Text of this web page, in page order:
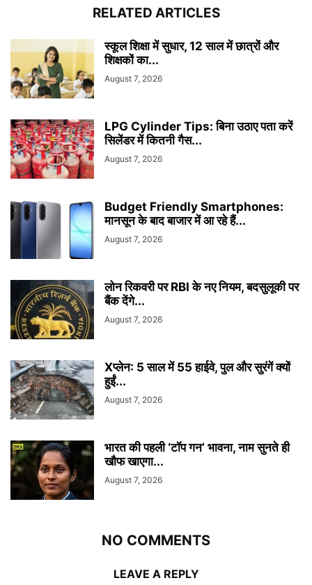
RELATED ARTICLES
स्कूल शिक्षा में सुधार, 12 साल में छात्रों और
शिक्षकों का...
August 7, 2026
LPG Cylinder Tips: बिना उठाए पता करें
सिलेंडर में कितनी गैस...
August 7, 2026
Budget Friendly Smartphones:
मानसून के बाद बाजार में आ रहे हैं...
August 7, 2026
लोन रिकवरी पर RBI के नए नियम, बदसुलूकी पर
बैंक देंगे...
August 7, 2026
Xप्लेन: 5 साल में 55 हाईवे, पुल और सुरंगें क्यों
हुईं...
August 7, 2026
भारत की पहली ‘टॉप गन’ भावना, नाम सुनते ही
खौफ खाएगा...
August 7, 2026
NO COMMENTS
LEAVE A REPLY